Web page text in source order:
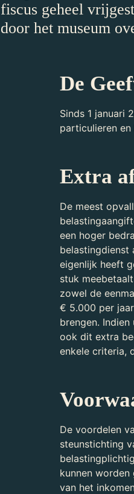
fiscus geheel
door het museum
De
Sinds 1 januari
particulieren
Extra
De meest
een hoger
belastingdienst
eigenlijk heeft
stuk
zowel de
€ 5.000 per
brengen.
ook dit extra
enkele criteria,
De voordelen
steunstichting
kunnen
van het